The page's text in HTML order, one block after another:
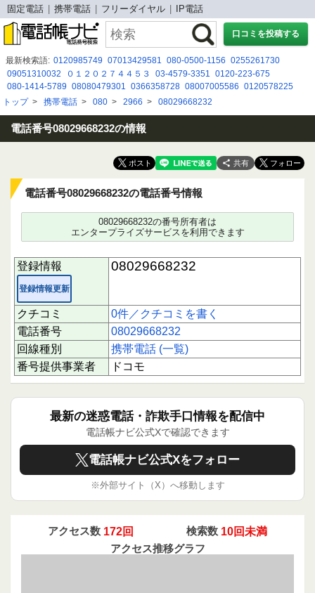
固定電話 携帯電話 フリーダイヤル IP電話
口コミを投稿する
最新検索語: 0120985749 07013429581 080-0500-1156 0255261730
09051310032
０１２０２７４４５３ 03-4579-3351
0120-223-675
080-1414-5789 08080479301 0366358728 08007005586 0120578225
090-8672-8420 09049541282 08007002715 0368975569
08092867619 07010646333 050-3091-7031 050-3205-1095
08009191357 08029411032 0367377217
トップ> 携帯電話 > 080 > 2966 > 08029668232
電話番号08029668232の情報
共有
電話番号08029668232の電話番号情報
08029668232の番号所有者は
エンタープライズサービスを利用できます
登録情報
登録情報更新
08029668232
クチコミ
0件／クチコミを書く
電話番号
08029668232
回線種別
携帯電話 (一覧)
番号提供事業者
ドコモ
最新の迷惑電話・詐欺手口情報を配信中
電話帳ナビ公式Xで確認できます
電話帳ナビ公式Xをフォロー
※外部サイト（X）へ移動します
アクセス数 172回 検索数 10回未満
アクセス推移グラフ